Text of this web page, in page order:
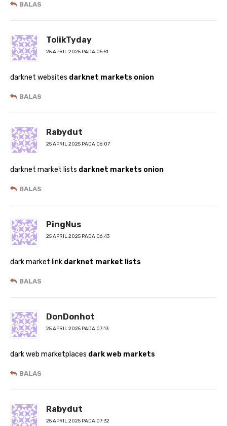
BALAS
TolikTyday
25 APRIL 2025 PADA 05:51
darknet websites darknet markets onion
BALAS
Rabydut
25 APRIL 2025 PADA 06:07
darknet market lists darknet markets onion
BALAS
PingNus
25 APRIL 2025 PADA 06:43
dark market link darknet market lists
BALAS
DonDonhot
25 APRIL 2025 PADA 07:13
dark web marketplaces dark web markets
BALAS
Rabydut
25 APRIL 2025 PADA 07:32